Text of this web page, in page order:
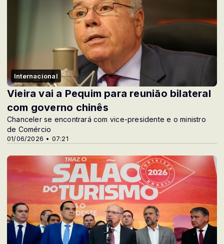
Internacional
01/06/2026 • 07:21
Vieira vai a Pequim para reunião bilateral
com governo chinês
Chanceler se encontrará com vice-presidente e o ministro
de Comércio